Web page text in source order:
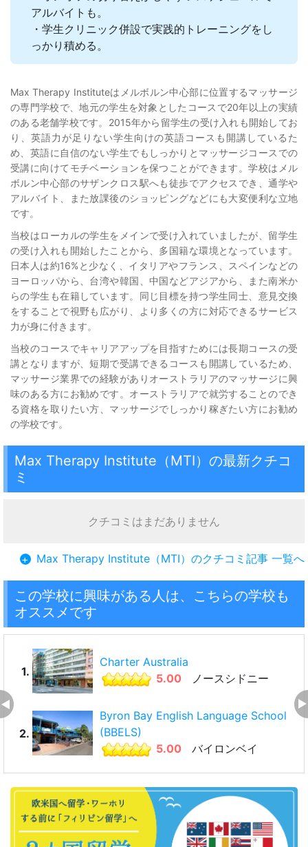
アルバイトも。
・学生クリニック併設で実践的トレーニングをし
っかり積める。
Max Therapy Instituteはメルボルン中心部に位置するマッサージ
の専門学校で、地元の学生を対象としたコースで20年以上の実績
のある老舗学校です。2015年から留学生の受け入れも開始してお
り、英語力が足りない学生向けの英語コースも開講しているた
め、英語に自信のない学生でもしっかりとマッサージコースでの
受講に向けてモチベーションを保つことができます。学校はメル
ボルン中心部のサザンクロス駅へも徒歩でアクセスでき、通学や
アルバイト、また放課後のショッピングなどにも大変便利な立地
です。
当校はローカルの学生をメインで受け入れていましたが、留学生
の受け入れも開始したことから、多国籍な環境となっています。
日本人は約16%と少なく、イタリアやフランス、スペインなどの
ヨーロッパから、台湾や韓国、中国などアジアから、また南米か
らの学生も在籍しています。同じ目標を持つ学生同士、意見交換
をすることで視野も広がり、より多くの方に対応できるサービス
力が身に付きます。
当校のコースでキャリアアップを目指すためには長期コースの受
講となりますが、短期で受講できるコースも開講しているため、
マッサージ業界での経験がありオーストラリアのマッサージに興
味のある方にお勧めです。オーストラリアで就労することのでき
る資格を取りたい方、マッサージでしっかり稼ぎたい方にお勧め
の学校です。
Max Therapy Institute（MTI）の最新クチコ
ミ
クチコミはまだありません
+ Max Therapy Institute（MTI）のクチコミ記事 一覧へ
この学校に興味がある人は、こちらの学校も
オススメです
1.
Charter Australia
5.00
ノースシドニー
2.
Byron Bay English Language School
(BBELS)
5.00
バイロンベイ